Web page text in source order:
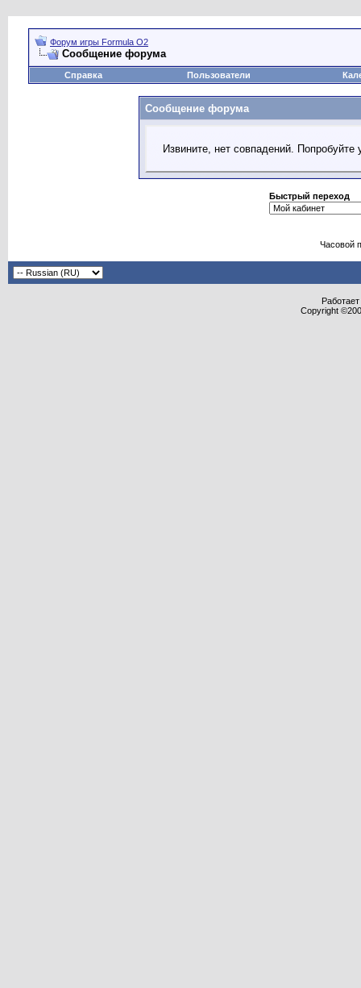
Форум игры Formula O2
Сообщение форума
Справка Пользователи
Сообщение форума
Извините, нет совпадений.
Быстрый переход
Часовой
Copyright